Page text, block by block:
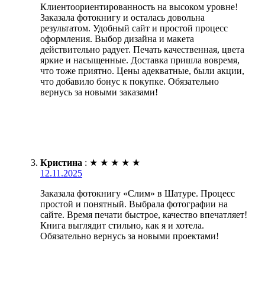
Клиентоориентированность на высоком уровне!
Заказала фотокнигу и осталась довольна
результатом. Удобный сайт и простой процесс
оформления. Выбор дизайна и макета
действительно радует. Печать качественная, цвета
яркие и насыщенные. Доставка пришла вовремя,
что тоже приятно. Цены адекватные, были акции,
что добавило бонус к покупке. Обязательно
вернусь за новыми заказами!
Кристина : ★ ★ ★ ★ ★
12.11.2025
Заказала фотокнигу «Слим» в Шатуре. Процесс
простой и понятный. Выбрала фотографии на
сайте. Время печати быстрое, качество впечатляет!
Книга выглядит стильно, как я и хотела.
Обязательно вернусь за новыми проектами!